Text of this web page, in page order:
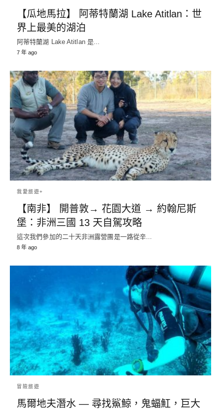
【瓜地馬拉】 阿蒂特蘭湖 Lake Atitlan：世
界上最美的湖泊
阿蒂特蘭湖 Lake Atitlan 是...
7 年 ago
我愛旅遊+
【南非】 開普敦→ 花園大道 → 約翰尼斯
堡：非洲三國 13 天自駕攻略
這次我們參加的二十天非洲露營團是一路從辛...
8 年 ago
冒險旅遊
馬爾地夫潛水 — 尋找鯊鯨，鬼蝠魟，巨大